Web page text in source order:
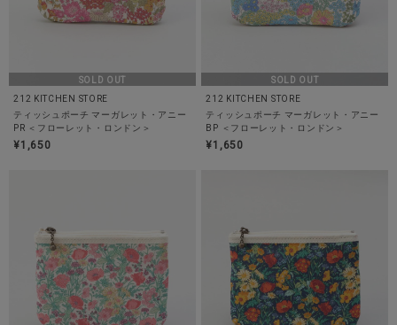
SOLD OUT
212 KITCHEN STORE
ティッシュポーチ マーガレット・アニー
PR ＜フローレット・ロンドン＞
¥1,650
SOLD OUT
212 KITCHEN STORE
ティッシュポーチ マーガレット・アニー
BP ＜フローレット・ロンドン＞
¥1,650